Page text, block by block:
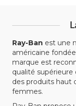
Ray-Ban est une
américaine
marque est
qualité
des produits haut
femmes.